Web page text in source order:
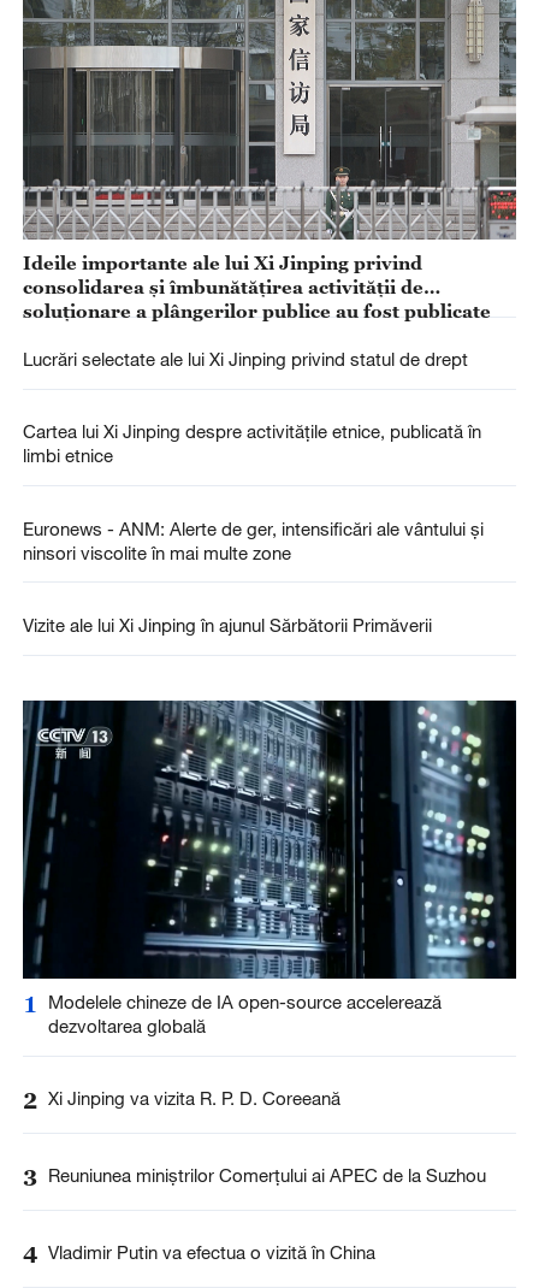
Ideile importante ale lui Xi Jinping privind
consolidarea și îmbunătățirea activității de
soluționare a plângerilor publice au fost publicate
Lucrări selectate ale lui Xi Jinping privind statul de drept
Cartea lui Xi Jinping despre activitățile etnice, publicată în
limbi etnice
Euronews - ANM: Alerte de ger, intensificări ale vântului și
ninsori viscolite în mai multe zone
Vizite ale lui Xi Jinping în ajunul Sărbătorii Primăverii
1
Modelele chineze de IA open-source accelerează
dezvoltarea globală
2 Xi Jinping va vizita R. P. D. Coreeană
3 Reuniunea miniștrilor Comerțului ai APEC de la Suzhou
4 Vladimir Putin va efectua o vizită în China